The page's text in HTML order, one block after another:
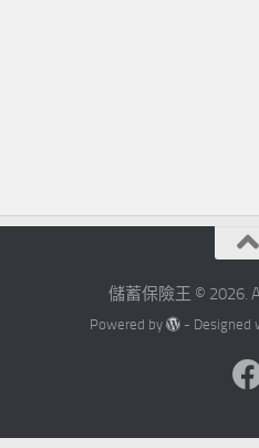
儲蓄保險王 © 2026.
Powered by - Designed